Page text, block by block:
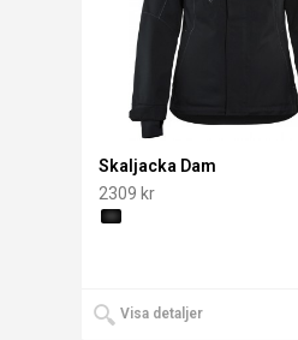
Skaljacka Dam
2309 kr
Visa detaljer